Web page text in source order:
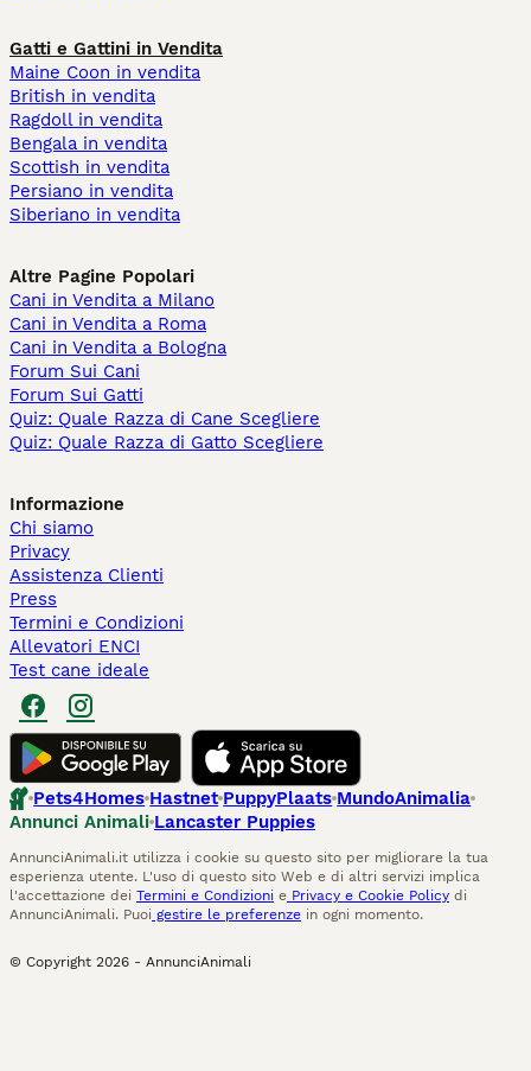
Gatti e Gattini in Vendita
Maine Coon in vendita
British in vendita
Ragdoll in vendita
Bengala in vendita
Scottish in vendita
Persiano in vendita
Siberiano in vendita
Altre Pagine Popolari
Cani in Vendita a Milano
Cani in Vendita a Roma
Cani in Vendita a Bologna
Forum Sui Cani
Forum Sui Gatti
Quiz: Quale Razza di Cane Scegliere
Quiz: Quale Razza di Gatto Scegliere
Informazione
Chi siamo
Privacy
Assistenza Clienti
Press
Termini e Condizioni
Allevatori ENCI
Test cane ideale
Pets4Homes Hastnet PuppyPlaats MundoAnimalia
Annunci Animali Lancaster Puppies
AnnunciAnimali.it utilizza i cookie su questo sito per migliorare la tua
esperienza utente. L'uso di questo sito Web e di altri servizi implica
l'accettazione dei Termini e Condizioni e Privacy e Cookie Policy di
AnnunciAnimali. Puoi gestire le preferenze in ogni momento.
© Copyright 2026 - AnnunciAnimali